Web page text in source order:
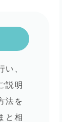
い、
説明
法を
と相